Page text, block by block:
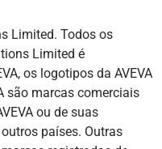
Limited. Todos os
Limited é
os logotipos da AVEVA
são marcas comerciais
ou de suas
países. Outras